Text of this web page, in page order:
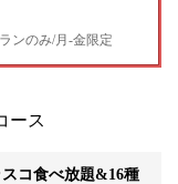
ンのみ/月-金限定
ース
コ食べ放題&16種